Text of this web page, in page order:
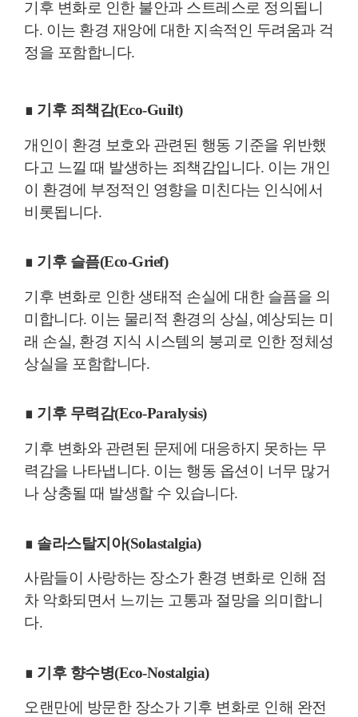
기후 변화로 인한 불안과 스트레스로 정의됩니
다. 이는 환경 재앙에 대한 지속적인 두려움과 걱
정을 포함합니다.
∎ 기후 죄책감(Eco-Guilt)
개인이 환경 보호와 관련된 행동 기준을 위반했
다고 느낄 때 발생하는 죄책감입니다. 이는 개인
이 환경에 부정적인 영향을 미친다는 인식에서
비롯됩니다.
∎ 기후 슬픔(Eco-Grief)
기후 변화로 인한 생태적 손실에 대한 슬픔을 의
미합니다. 이는 물리적 환경의 상실, 예상되는 미
래 손실, 환경 지식 시스템의 붕괴로 인한 정체성
상실을 포함합니다.
∎ 기후 무력감(Eco-Paralysis)
기후 변화와 관련된 문제에 대응하지 못하는 무
력감을 나타냅니다. 이는 행동 옵션이 너무 많거
나 상충될 때 발생할 수 있습니다.
∎ 솔라스탈지아(Solastalgia)
사람들이 사랑하는 장소가 환경 변화로 인해 점
차 악화되면서 느끼는 고통과 절망을 의미합니
다.
∎ 기후 향수병(Eco-Nostalgia)
오랜만에 방문한 장소가 기후 변화로 인해 완전